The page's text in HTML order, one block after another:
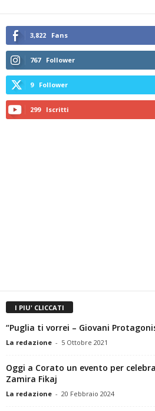
3,822 Fans
767 Follower
9 Follower
299 Iscritti
I PIU' CLICCATI
“Puglia ti vorrei – Giovani
La redazione - 5 Ottobre 2021
Oggi a Corato un evento per
Zamira Fikaj
La redazione - 20 Febbraio 2024